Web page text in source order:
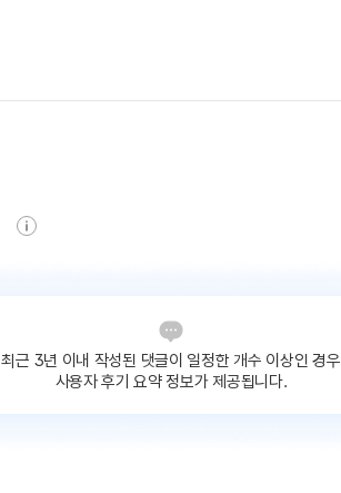
최근 3년 이내 작성된 댓글이 일정한 개수 이상인 경우
사용자 후기 요약 정보가 제공됩니다.